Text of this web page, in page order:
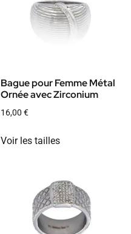
Bague pour Femme Métal
Ornée avec Zirconium
16,00 €
Voir les tailles